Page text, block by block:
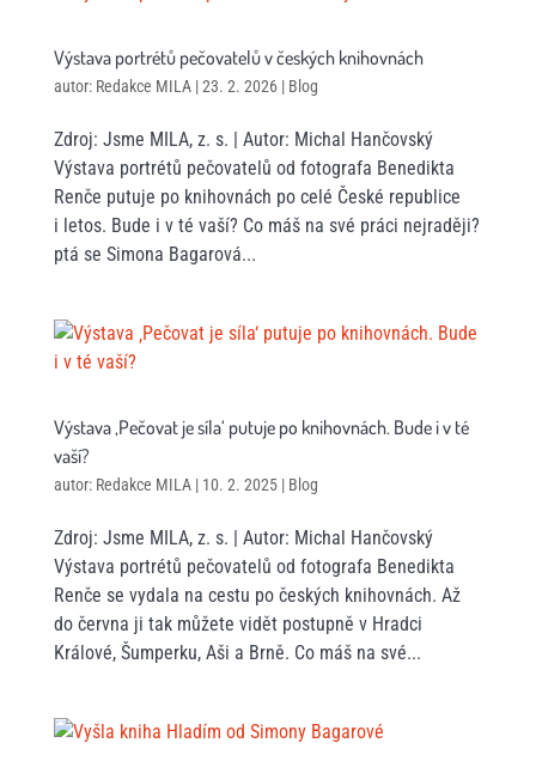
Výstava portrétů pečovatelů v českých knihovnách
autor: Redakce MILA|23. 2. 2026| Blog
Zdroj: Jsme MILA, z. s. | Autor: Michal Hančovský
Výstava portrétů pečovatelů od fotografa Benedikta
Renče putuje po knihovnách po celé České republice
i letos. Bude i v té vaší? Co máš na své práci nejraději?
ptá se Simona Bagarová...
Výstava ‚Pečovat je síla‘ putuje po knihovnách. Bude i v té
vaší?
autor: Redakce MILA| 10. 2. 2025| Blog
Zdroj: Jsme MILA, z. s. | Autor: Michal Hančovský
Výstava portrétů pečovatelů od fotografa Benedikta
Renče se vydala na cestu po českých knihovnách. Až
do června ji tak můžete vidět postupně v Hradci
Králové, Šumperku, Aši a Brně. Co máš na své...